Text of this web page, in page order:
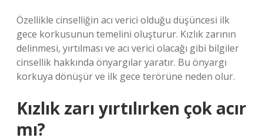
Özellikle cinselliğin acı verici olduğu düşüncesi ilk
gece korkusunun temelini oluşturur. Kızlık zarının
delinmesi, yırtılması ve acı verici olacağı gibi bilgiler
cinsellik hakkında önyargılar yaratır. Bu önyargı
korkuya dönüşür ve ilk gece terörüne neden olur.
Kızlık zarı yırtılırken çok acır
mı?